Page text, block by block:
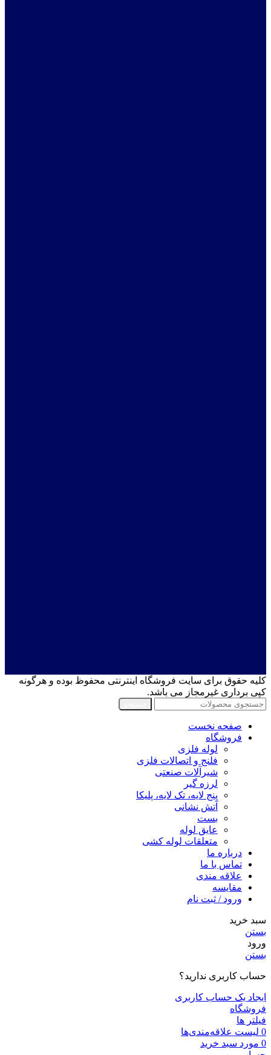
کلیه حقوق برای سایت فروشگاه اینترنتی محفوظ بوده و هرگونه
کپی برداری غیرمجاز می باشد.
صفحه نخست
فروشگاه
لوله فلزی
فلنج و اتصالات فلزی
شیرآلات صنعتی
لرزه گیر
پنج لایه، تک لایه، پلیکا
آتش نشانی
بست
عایق لوله
متعلقات لوله کشی
درباره ما
تماس با ما
علاقه مندی
مقايسه
ورود / ثبت نام
سبد خرید
بستن
ورود
بستن
حساب کاربری ندارید؟
ایجاد یک حساب کاربری
فروشگاه
فیلتر ها
0 لیست علاقه‌مندی‌ها
0 مورد سبد خرید